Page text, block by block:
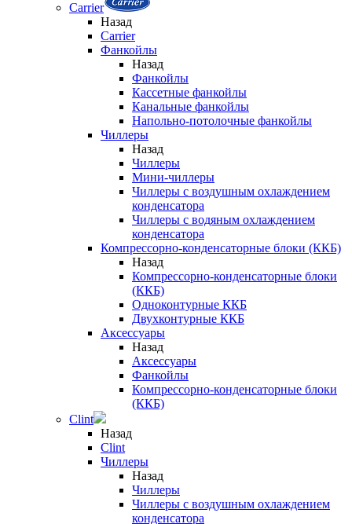
Carrier
Назад
Carrier
Фанкойлы
Назад
Фанкойлы
Кассетные фанкойлы
Канальные фанкойлы
Напольно-потолочные фанкойлы
Чиллеры
Назад
Чиллеры
Мини-чиллеры
Чиллеры с воздушным охлаждением
конденсатора
Чиллеры с водяным охлаждением
конденсатора
Компрессорно-конденсаторные блоки (ККБ)
Назад
Компрессорно-конденсаторные блоки
(ККБ)
Одноконтурные ККБ
Двухконтурные ККБ
Аксессуары
Назад
Аксессуары
Фанкойлы
Компрессорно-конденсаторные блоки
(ККБ)
Clint
Назад
Clint
Чиллеры
Назад
Чиллеры
Чиллеры с воздушным охлаждением
конденсатора